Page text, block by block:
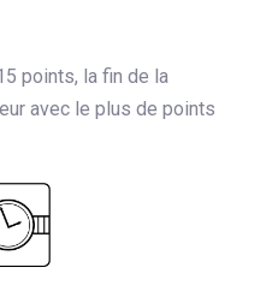
points, la fin de la
avec le plus de points